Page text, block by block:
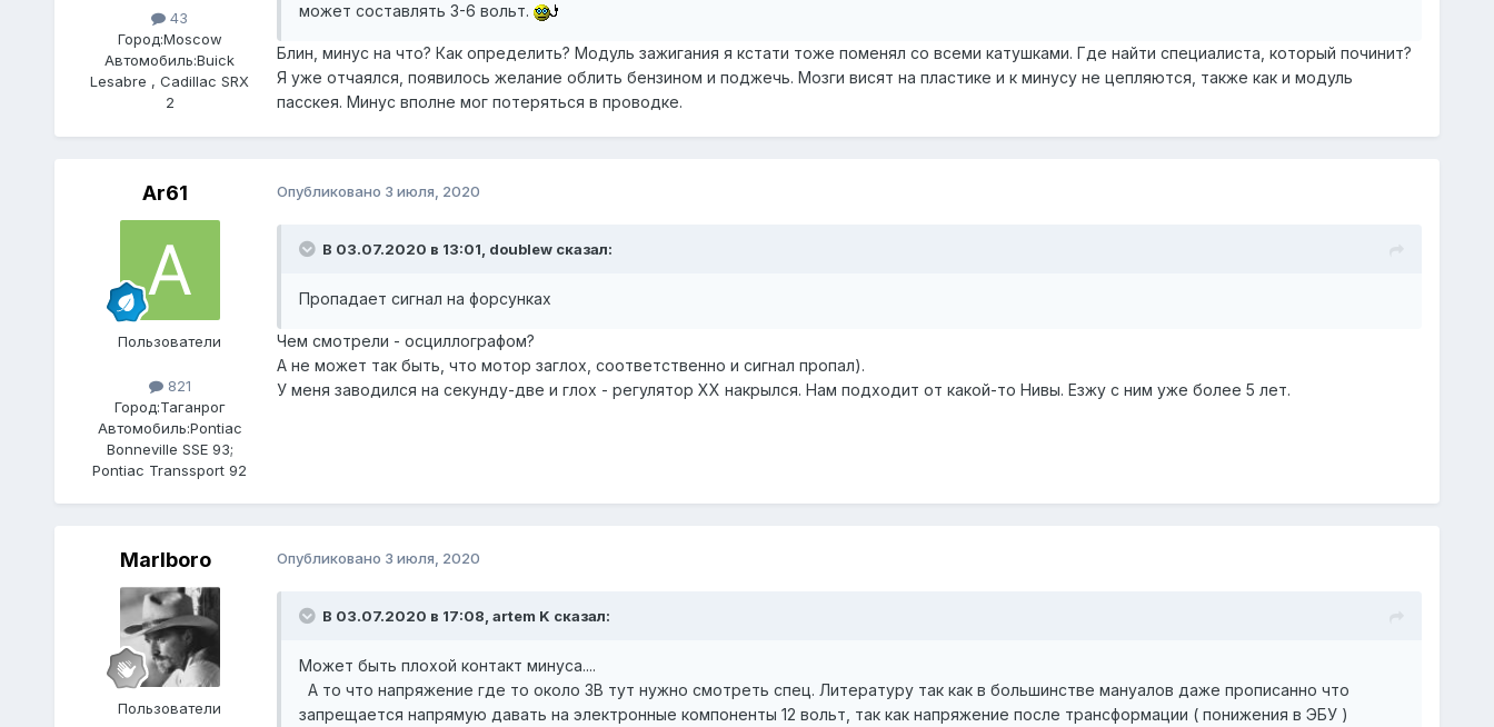
43
Город:Moscow
Автомобиль:Buick
Lesabre , Cadillac SRX
2
может составлять 3-6 вольт.
Блин, минус на что? Как определить? Модуль зажигания я кстати тоже поменял со всеми катушками. Где найти специалиста, который починит?
Я уже отчаялся, появилось желание облить бензином и поджечь. Мозги висят на пластике и к минусу не цепляются, также как и модуль
пасскея. Минус вполне мог потеряться в проводке.
Ar61
Пользователи
821
Город:Таганрог
Автомобиль:Pontiac
Bonneville SSE 93;
Pontiac Transsport 92
Опубликовано 3 июля, 2020
В 03.07.2020 в 13:01, doublewсказал:
Пропадает сигнал на форсунках
Чем смотрели - осциллографом?
А не может так быть, что мотор заглох, соответственно и сигнал пропал).
У меня заводился на секунду-две и глох - регулятор ХХ накрылся. Нам подходит от какой-то Нивы. Езжу с ним уже более 5 лет.
Marlboro
Пользователи
Опубликовано 3 июля, 2020
В 03.07.2020 в 17:08, artem K сказал:
Может быть плохой контакт минуса....
А то что напряжение где то около 3В тут нужно смотреть спец. Литературу так как в большинстве мануалов даже прописанно что
запрещается напрямую давать на электронные компоненты 12 вольт, так как напряжение после трансформации ( понижения в ЭБУ )